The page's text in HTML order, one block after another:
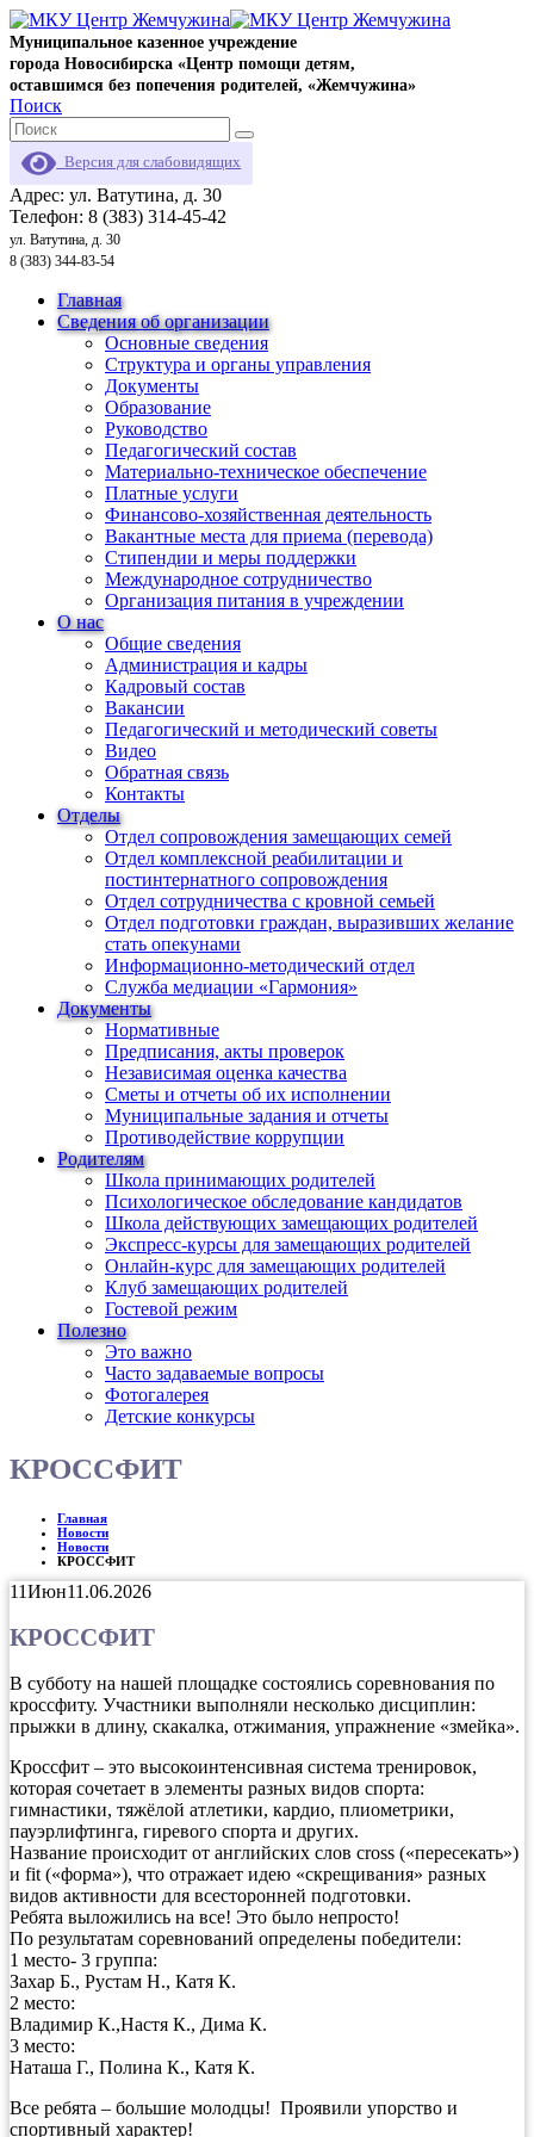
Муниципальное казенное учреждение
города Новосибирска «Центр помощи детям,
оставшимся без попечения родителей, «Жемчужина»
Поиск
Версия для слабовидящих
Адрес: ул. Ватутина, д. 30
Телефон: 8 (383) 314-45-42
ул. Ватутина, д. 30
8 (383) 344-83-54
Главная
Сведения об организации
Основные сведения
Структура и органы управления
Документы
Образование
Руководство
Педагогический состав
Материально-техническое обеспечение
Платные услуги
Финансово-хозяйственная деятельность
Вакантные места для приема (перевода)
Стипендии и меры поддержки
Международное сотрудничество
Организация питания в учреждении
О нас
Общие сведения
Администрация и кадры
Кадровый состав
Вакансии
Педагогический и методический советы
Видео
Обратная связь
Контакты
Отделы
Отдел сопровождения замещающих семей
Отдел комплексной реабилитации и
постинтернатного сопровождения
Отдел сотрудничества с кровной семьей
Отдел подготовки граждан, выразивших желание
стать опекунами
Информационно-методический отдел
Служба медиации «Гармония»
Документы
Нормативные
Предписания, акты проверок
Независимая оценка качества
Сметы и отчеты об их исполнении
Муниципальные задания и отчеты
Противодействие коррупции
Родителям
Школа принимающих родителей
Психологическое обследование кандидатов
Школа действующих замещающих родителей
Экспресс-курсы для замещающих родителей
Онлайн-курс для замещающих родителей
Клуб замещающих родителей
Гостевой режим
Полезно
Это важно
Часто задаваемые вопросы
Фотогалерея
Детские конкурсы
КРОССФИТ
Главная
Новости
Новости
КРОССФИТ
11Июн11.06.2026
КРОССФИТ
В субботу на нашей площадке состоялись соревнования по
кроссфиту. Участники выполняли несколько дисциплин:
прыжки в длину, скакалка, отжимания, упражнение «змейка».
Кроссфит – это высокоинтенсивная система тренировок,
которая сочетает в элементы разных видов спорта:
гимнастики, тяжёлой атлетики, кардио, плиометрики,
пауэрлифтинга, гиревого спорта и других.
Название происходит от английских слов cross («пересекать»)
и fit («форма»), что отражает идею «скрещивания» разных
видов активности для всесторонней подготовки.
Ребята выложились на все! Это было непросто!
По результатам соревнований определены победители:
1 место- 3 группа:
Захар Б., Рустам Н., Катя К.
2 место:
Владимир К.,Настя К., Дима К.
3 место:
Наташа Г., Полина К., Катя К.
Все ребята – большие молодцы! Проявили упорство и
спортивный характер!